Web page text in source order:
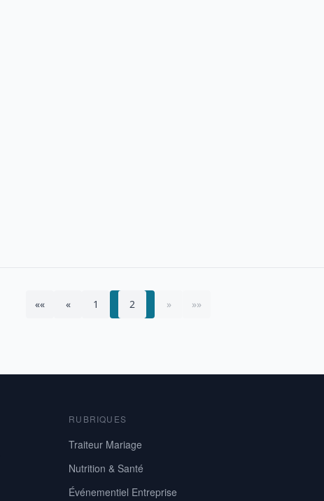
«« « 1 2 » »»
RUBRIQUES
Traiteur Mariage
Nutrition & Santé
Événementiel Entreprise